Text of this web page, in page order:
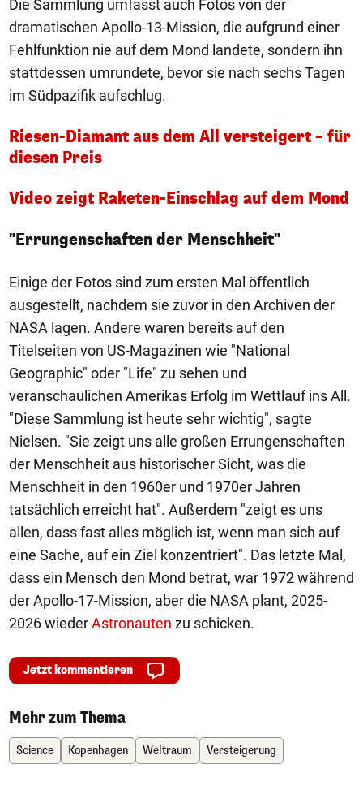
Die Sammlung umfasst auch Fotos von der
dramatischen Apollo-13-Mission, die aufgrund einer
Fehlfunktion nie auf dem Mond landete, sondern ihn
stattdessen umrundete, bevor sie nach sechs Tagen
im Südpazifik aufschlug.
Riesen-Diamant aus dem All versteigert – für
diesen Preis
Video zeigt Raketen-Einschlag auf dem Mond
"Errungenschaften der Menschheit"
Einige der Fotos sind zum ersten Mal öffentlich
ausgestellt, nachdem sie zuvor in den Archiven der
NASA lagen. Andere waren bereits auf den
Titelseiten von US-Magazinen wie "National
Geographic" oder "Life" zu sehen und
veranschaulichen Amerikas Erfolg im Wettlauf ins All.
"Diese Sammlung ist heute sehr wichtig", sagte
Nielsen. "Sie zeigt uns alle großen Errungenschaften
der Menschheit aus historischer Sicht, was die
Menschheit in den 1960er und 1970er Jahren
tatsächlich erreicht hat". Außerdem "zeigt es uns
allen, dass fast alles möglich ist, wenn man sich auf
eine Sache, auf ein Ziel konzentriert". Das letzte Mal,
dass ein Mensch den Mond betrat, war 1972 während
der Apollo-17-Mission, aber die NASA plant, 2025-
2026 wiederAstronauten zu schicken.
Jetzt kommentieren
Mehr zum Thema
Science Kopenhagen Weltraum Versteigerung